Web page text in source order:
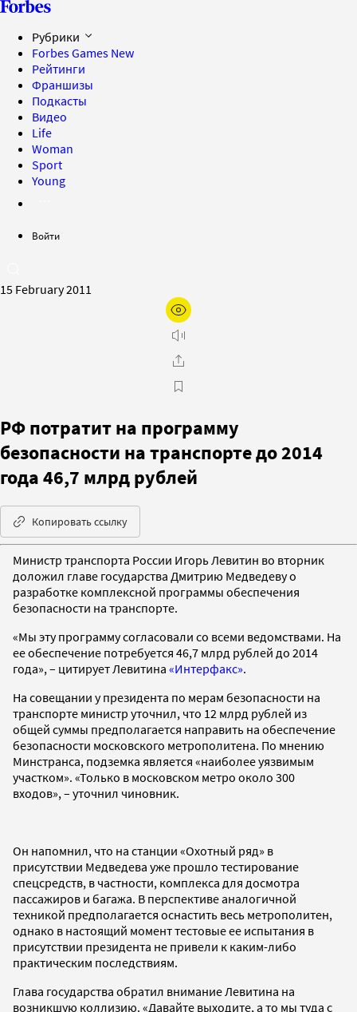
Рубрики
Forbes Games New
Рейтинги
Франшизы
Подкасты
Видео
Life
Woman
Sport
Young
Войти
15 February 2011
РФ потратит на программу
безопасности на транспорте до 2014
года 46,7 млрд рублей
Копировать ссылку
Министр транспорта России Игорь Левитин во вторник
доложил главе государства Дмитрию Медведеву о
разработке комплексной программы обеспечения
безопасности на транспорте.
«Мы эту программу согласовали со всеми ведомствами. На
ее обеспечение потребуется 46,7 млрд рублей до 2014
года», – цитирует Левитина «Интерфакс».
На совещании у президента по мерам безопасности на
транспорте министр уточнил, что 12 млрд рублей из
общей суммы предполагается направить на обеспечение
безопасности московского метрополитена. По мнению
Минстранса, подземка является «наиболее уязвимым
участком». «Только в московском метро около 300
входов», – уточнил чиновник.
Он напомнил, что на станции «Охотный ряд» в
присутствии Медведева уже прошло тестирование
спецсредств, в частности, комплекса для досмотра
пассажиров и багажа. В перспективе аналогичной
техникой предполагается оснастить весь метрополитен,
однако в настоящий момент тестовые ее испытания в
присутствии президента не привели к каким-либо
практическим последствиям.
Глава государства обратил внимание Левитина на
возникшую коллизию. «Давайте выходите, а то мы туда с